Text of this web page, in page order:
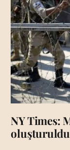
NY Times:
oluşturuldu